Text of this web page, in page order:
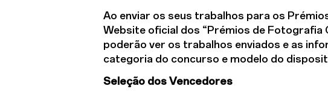
Ao enviar os seus trabalhos para os
Website oficial dos “Prémios de Fotografia
poderão ver os trabalhos enviados e as
categoria do concurso e modelo do
Seleção dos Vencedores